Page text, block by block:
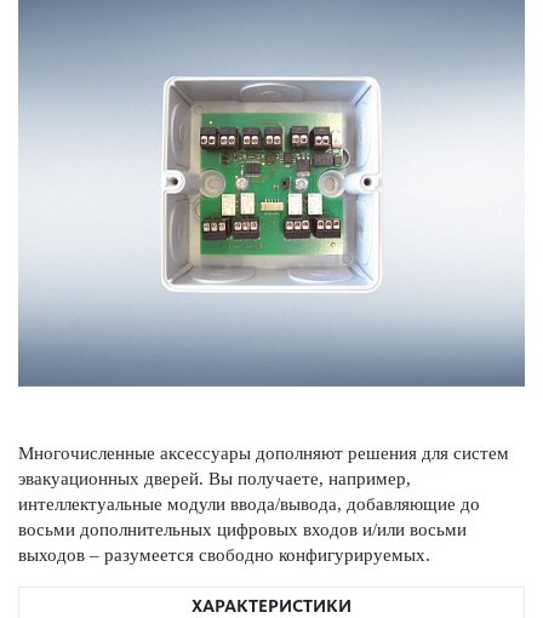
Многочис­ленные аксессуары дополняют решения для систем
эвакуацио­нных дверей. Вы пол­учаете, например,
интеллектуальные модули ввода/вывода, добавляющие до
восьми дополнительных цифр­овых входов и/или восьми
выходов – разумеется свободно конфигур­иру­емых.
ХАРАКТЕРИСТИКИ